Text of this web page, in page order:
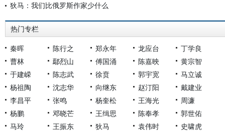
狄马：我们比俄罗斯作家少什么
热门专栏
秦晖 陈行之 郑永年 龙应台
丁学良
曹林
鄢烈山 傅国涌 陈嘉映
黄宗智
于建嵘
陈志武 徐贲 郭宇宽
马立诚
杨祖陶
沈志华 向继东 赵汀阳
戴建业
李昌平
张鸣 杨奎松 王海光
周濂
杨鹏
邓晓芒 王缉思 陈奉孝
郭世佑
马玲
王振东 狄马 袁伟时
史啸虎